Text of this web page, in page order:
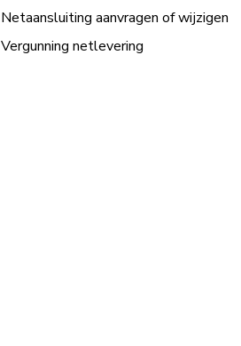
Netaansluiting aanvragen of wijzigen
Vergunning netlevering